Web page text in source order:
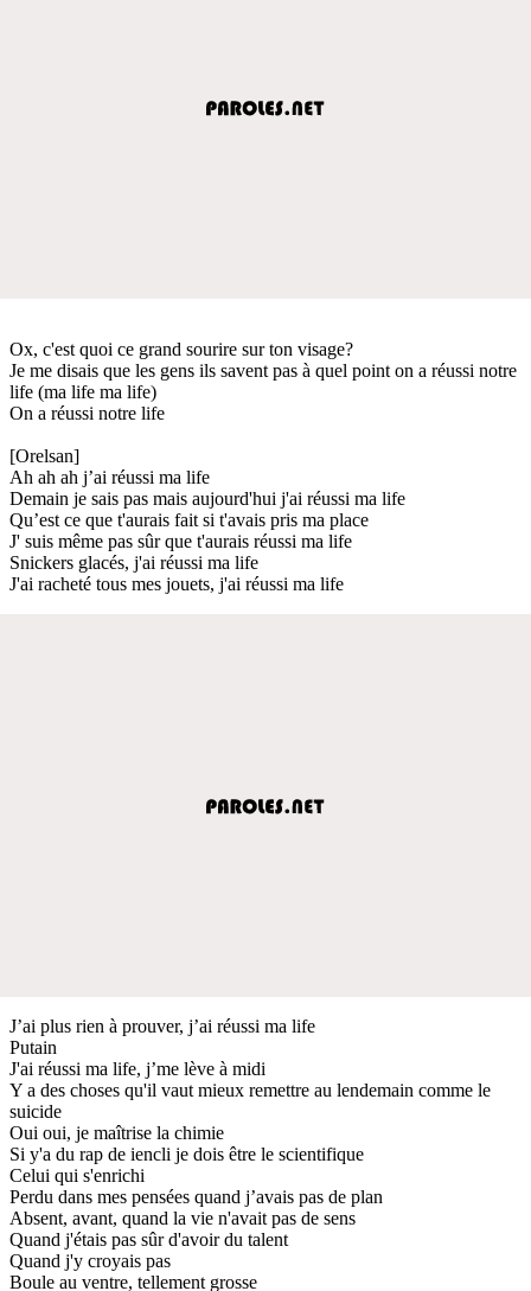
Ox, c'est quoi ce grand sourire sur ton visage?
Je me disais que les gens ils savent pas à quel point on a réussi notre
life (ma life ma life)
On a réussi notre life
[Orelsan]
Ah ah ah j’ai réussi ma life
Demain je sais pas mais aujourd'hui j'ai réussi ma life
Qu’est ce que t'aurais fait si t'avais pris ma place
J' suis même pas sûr que t'aurais réussi ma life
Snickers glacés, j'ai réussi ma life
J'ai racheté tous mes jouets, j'ai réussi ma life
J’ai plus rien à prouver, j’ai réussi ma life
Putain
J'ai réussi ma life, j’me lève à midi
Y a des choses qu'il vaut mieux remettre au lendemain comme le
suicide
Oui oui, je maîtrise la chimie
Si y'a du rap de iencli je dois être le scientifique
Celui qui s'enrichi
Perdu dans mes pensées quand j’avais pas de plan
Absent, avant, quand la vie n'avait pas de sens
Quand j'étais pas sûr d'avoir du talent
Quand j'y croyais pas
Boule au ventre, tellement grosse